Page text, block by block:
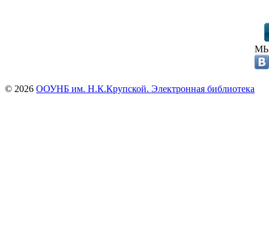
© 2026 ООУНБ им. Н.К.Крупской. Электронная библиотека